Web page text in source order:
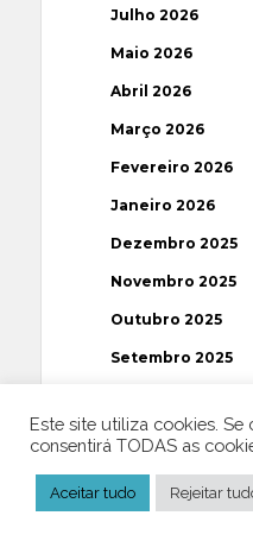
Julho 2026
Maio 2026
Abril 2026
Março 2026
Fevereiro 2026
Janeiro 2026
Dezembro 2025
Novembro 2025
Outubro 2025
Setembro 2025
Julho 2025
Junho 2025
Maio 2025
Este site utiliza cookies. Se
consentirá TODAS as
Aceitar tudo Rejeitar